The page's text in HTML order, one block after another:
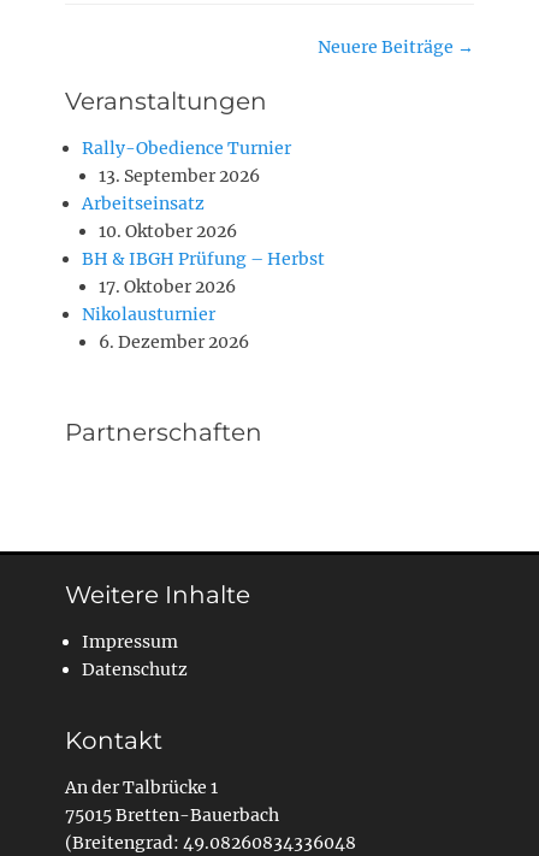
Neuere Beiträge →
Veranstaltungen
Rally-Obedience Turnier
13. September 2026
Arbeitseinsatz
10. Oktober 2026
BH & IBGH Prüfung – Herbst
17. Oktober 2026
Nikolausturnier
6. Dezember 2026
Partnerschaften
Weitere Inhalte
Impressum
Datenschutz
Kontakt
An der Talbrücke 1
75015 Bretten-Bauerbach
(Breitengrad: 49.08260834336048